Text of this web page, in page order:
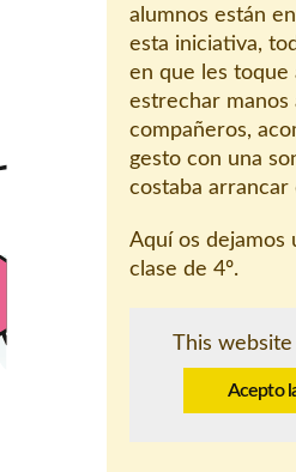
alumnos están
esta iniciativa,
en que les toque
estrechar manos
compañeros,
gesto con una
costaba arrancar
Aquí os dejamos
clase de 4º.
This
Acepto